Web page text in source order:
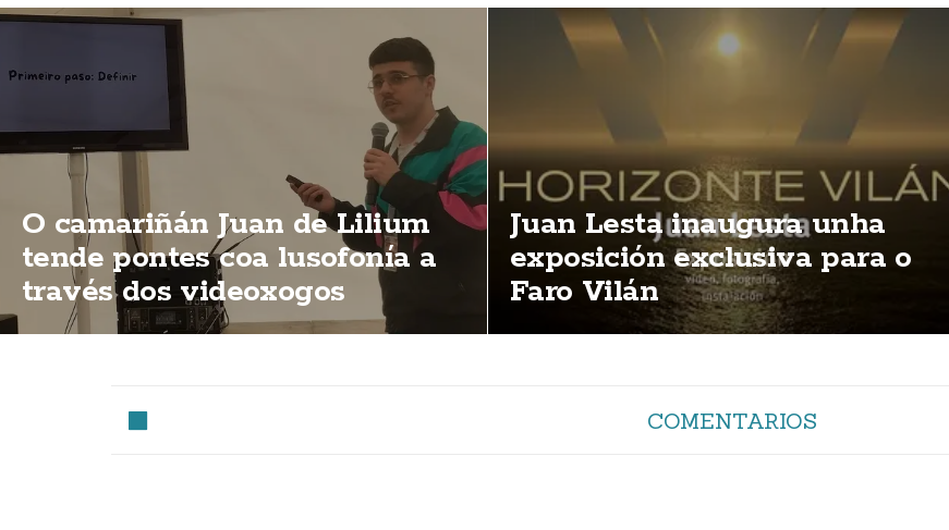
O camariñán Juan de Lilium
tende pontes coa lusofonía a
través dos videoxogos
Juan Lesta inaugura unha
exposición exclusiva para o
Faro Vilán
COMENTARIOS